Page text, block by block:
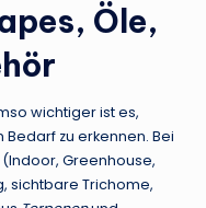
Öle,
wichtiger ist es,
zu erkennen. Bei
Greenhouse,
sichtbare Trichome,